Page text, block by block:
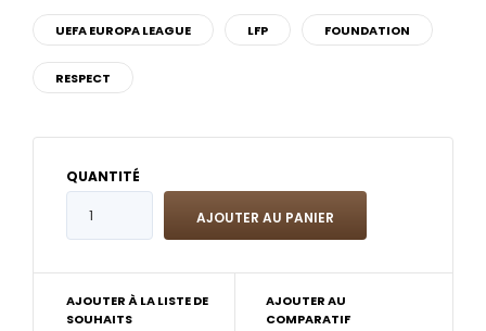
UEFA EUROPA LEAGUE LFP FOUNDATION
RESPECT
QUANTITÉ
AJOUTER À LA LISTE DE
SOUHAITS
AJOUTER AU
COMPARATIF